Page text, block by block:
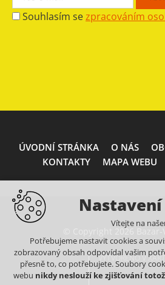
Souhlasím sezpracováním
ÚVODNÍ STRÁNKA O NÁS
KONTAKTY
MAPA WEBU
© Copyright 2026 Bazar-
VYTVOŘENO V
Vítejte na
Potřebujeme nastavit cookies a
zobrazovaný obsah odpovídal vašim
přesně to, co potřebujete. Soubory
webu nikdy neslouží ke zjišťování